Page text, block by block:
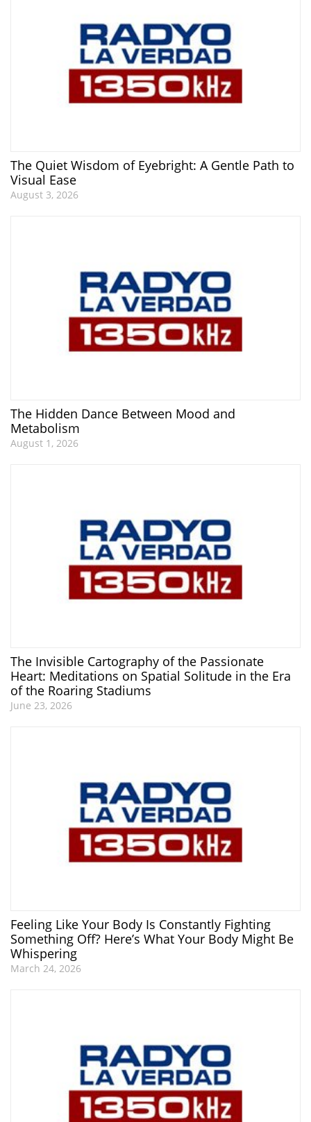
The Quiet Wisdom of Eyebright: A Gentle Path to
Visual Ease
August 3, 2026
The Hidden Dance Between Mood and
Metabolism
August 1, 2026
The Invisible Cartography of the Passionate
Heart: Meditations on Spatial Solitude in the Era
of the Roaring Stadiums
June 23, 2026
Feeling Like Your Body Is Constantly Fighting
Something Off? Here’s What Your Body Might Be
Whispering
March 24, 2026